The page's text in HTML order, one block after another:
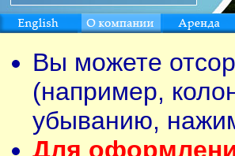
Вы можете
(например,
убыванию,
Для